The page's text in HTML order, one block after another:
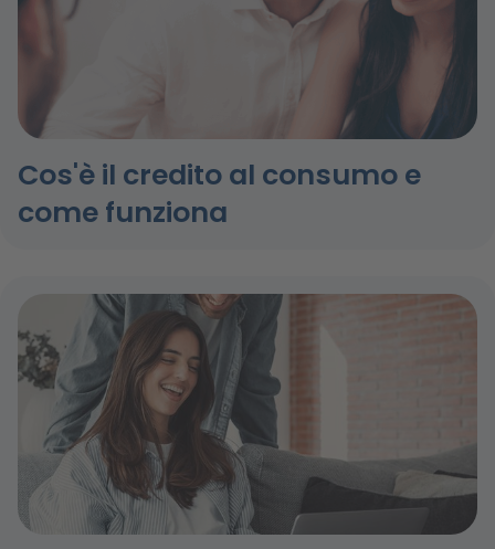
Cos'è il credito al consumo e
come funziona